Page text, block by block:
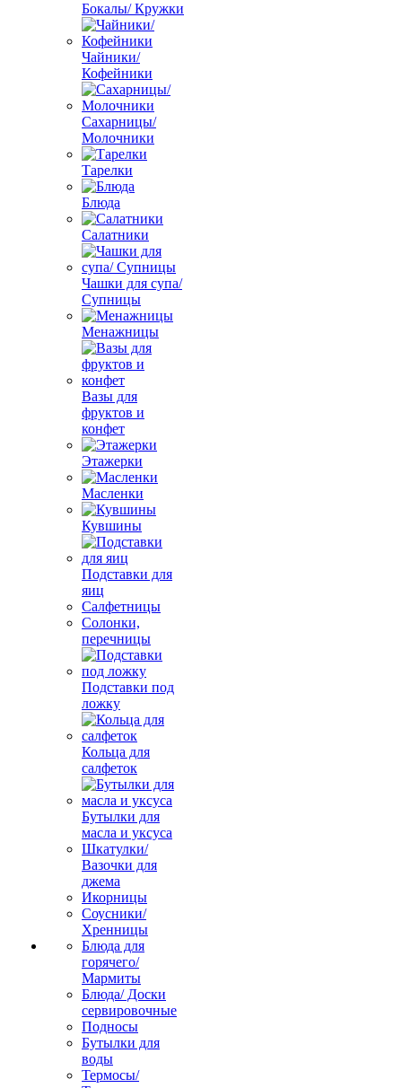
Бокалы/ Кружки
Чайники/
Кофейники
Сахарницы/
Молочники
Тарелки
Блюда
Салатники
Чашки для супа/
Супницы
Менажницы
Вазы для
фруктов и
конфет
Этажерки
Масленки
Кувшины
Подставки для
яиц
Салфетницы
Солонки,
перечницы
Подставки под
ложку
Кольца для
салфеток
Бутылки для
масла и уксуса
Шкатулки/
Вазочки для
джема
Икорницы
Соусники/
Хренницы
Блюда для
горячего/
Мармиты
Блюда/ Доски
сервировочные
Подносы
Бутылки для
воды
Термосы/